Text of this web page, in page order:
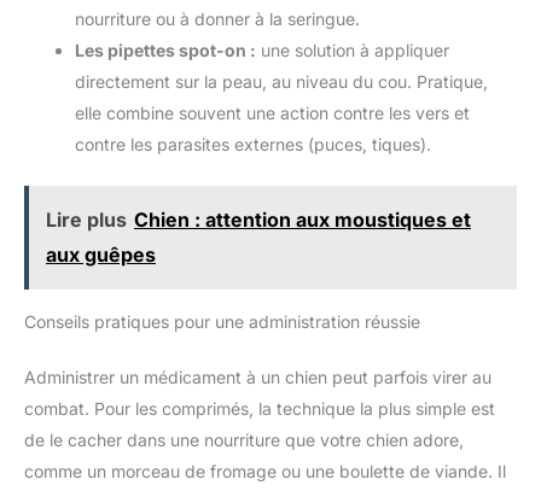
nourriture ou à donner à la seringue.
Les pipettes spot-on : une solution à appliquer
directement sur la peau, au niveau du cou. Pratique,
elle combine souvent une action contre les vers et
contre les parasites externes (puces, tiques).
Lire plus Chien : attention aux moustiques et
aux guêpes
Conseils pratiques pour une administration réussie
Administrer un médicament à un chien peut parfois virer au
combat. Pour les comprimés, la technique la plus simple est
de le cacher dans une nourriture que votre chien adore,
comme un morceau de fromage ou une boulette de viande. Il